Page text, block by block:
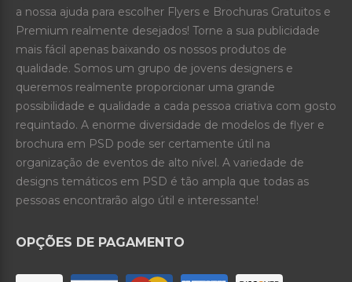
a nossa ajuda para escolher Flyers e Brochuras Gratuitos e
Premium realmente desejados! Torne a sua publicidade
mais fácil apenas baixando os nossos produtos de
qualidade. Somos um grupo de jovens designers e
queremos realmente proporcionar uma grande
possibilidade e qualidade a cada pessoa criativa com gosto
requintado. A enorme diversidade de modelos de flyer e
brochura em PSD pode ser certamente útil na
organização de eventos de alto nível. A variedade de
designs temáticos em PSD é tão ampla que todas as
pessoas encontrarão algo útil e interessante!
OPÇÕES DE PAGAMENTO